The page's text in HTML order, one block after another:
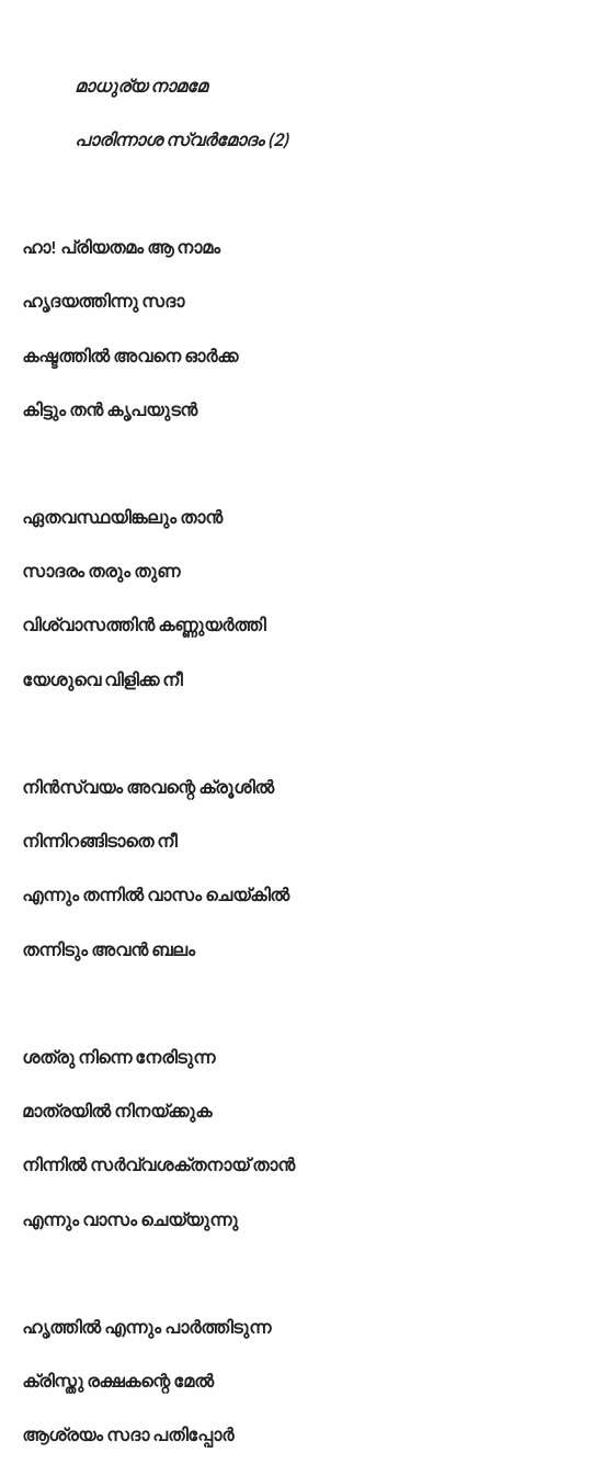
മാധുര്യ നാമമേ
പാരിന്നാശ സ്വർമോദം (2)
ഹാ! പ്രിയതമം ആ നാമം
ഹൃദയത്തിന്നു സദാ
കഷ്ടത്തിൽ അവനെ ഓർക്ക
കിട്ടും തൻ കൃപയുടൻ
ഏതവസ്ഥയിങ്കലും താൻ
സാദരം തരും തുണ
വിശ്വാസത്തിൻ കണ്ണുയർത്തി
യേശുവെ വിളിക്ക നീ
നിൻസ്വയം അവന്റെ ക്രൂശിൽ
നിന്നിറങ്ങിടാതെ നീ
എന്നും തന്നിൽ വാസം ചെയ്കിൽ
തന്നിടും അവൻ ബലം
ശത്രു നിന്നെ നേരിടുന്ന
മാത്രയിൽ നിനയ്ക്കുക
നിന്നിൽ സർവ്വശക്തനായ് താൻ
എന്നും വാസം ചെയ്യുന്നു
ഹൃത്തിൽ എന്നും പാർത്തിടുന്ന
ക്രിസ്തു രക്ഷകന്റെ മേൽ
ആശ്രയം സദാ പതിപ്പോർ